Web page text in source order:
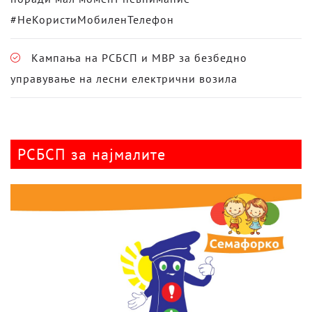
#НеКористиМобиленТелефон
Кампања на РСБСП и МВР за безбедно
управување на лесни електрични возила
РСБСП за најмалите